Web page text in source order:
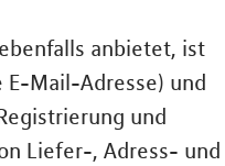
anbietet, ist
Mail-Adresse) und
und
Liefer-, Adress- und